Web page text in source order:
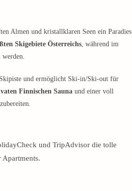
Almen und kristallklaren Seen ein Paradies
Skigebiete Österreichs , während im
und ermöglicht Ski-in/Ski-out für
Finnischen Sauna und einer voll
und TripAdvisor die tolle
Apartments.